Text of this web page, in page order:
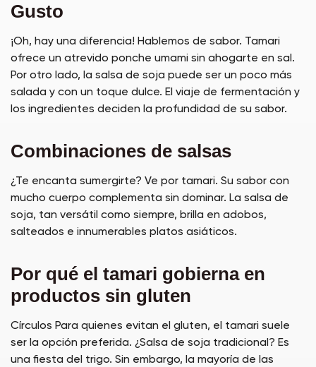
Gusto
¡Oh, hay una diferencia! Hablemos de sabor. Tamari
ofrece un atrevido ponche umami sin ahogarte en sal.
Por otro lado, la salsa de soja puede ser un poco más
salada y con un toque dulce. El viaje de fermentación y
los ingredientes deciden la profundidad de su sabor.
Combinaciones de salsas
¿Te encanta sumergirte? Ve por tamari. Su sabor con
mucho cuerpo complementa sin dominar. La salsa de
soja, tan versátil como siempre, brilla en adobos,
salteados e innumerables platos asiáticos.
Por qué el tamari gobierna en
productos sin gluten
Círculos Para quienes evitan el gluten, el tamari suele
ser la opción preferida. ¿Salsa de soja tradicional? Es
una fiesta del trigo. Sin embargo, la mayoría de las